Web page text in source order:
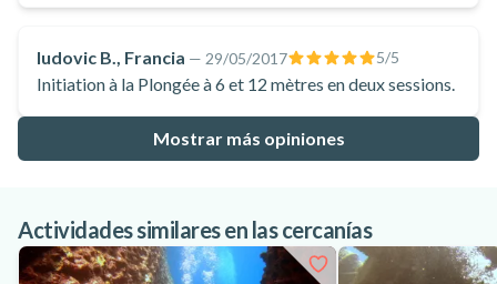
ludovic B., Francia — 29/05/2017 5/5
Initiation à la Plongée à 6 et 12 mètres en deux sessions.
Mostrar más opiniones
Actividades similares en las cercanías